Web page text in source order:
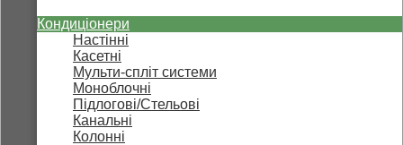
Кондиціонери
Настінні
Касетні
Мульти-спліт системи
Моноблочні
Підлогові/Стельові
Канальні
Колонні